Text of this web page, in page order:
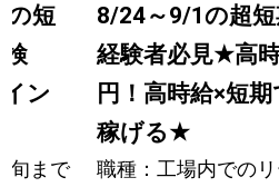
の短
ン
旬まで
8/24～9/1の超短
経験者必見★高
円！高時給×短期
稼げる★
職種：工場内での